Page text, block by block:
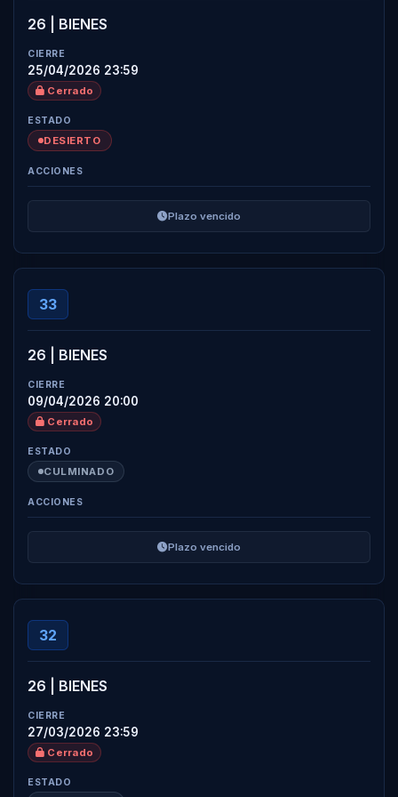
26 | BIENES
25/04/2026 23:59
Cerrado
DESIERTO
Plazo vencido
33
26 | BIENES
09/04/2026 20:00
Cerrado
CULMINADO
Plazo vencido
32
26 | BIENES
27/03/2026 23:59
Cerrado